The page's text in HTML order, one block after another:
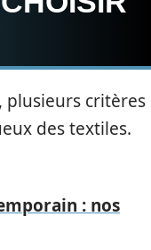
plusieurs critères
des textiles.
: nos